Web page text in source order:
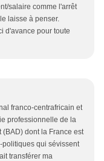
salaire comme l'arrêt
laisse à penser.
d'avance pour toute
franco-centrafricain et
professionnelle de la
dont la France est
politiques qui sévissent
transférer ma